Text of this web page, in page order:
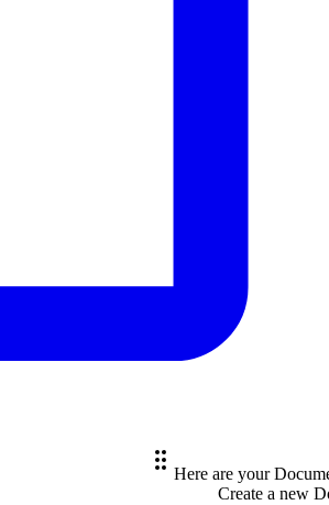
Here are your
Create a new